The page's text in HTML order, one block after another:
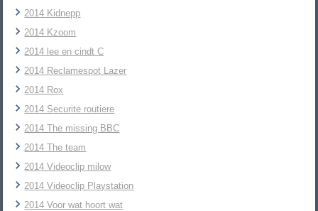
2014 Kidnepp
2014 Kzoom
2014 lee en cindt C
2014 Reclamespot Lazer
2014 Rox
2014 Securite routiere
2014 The missing BBC
2014 The team
2014 Videoclip milow
2014 Videoclip Playstation
2014 Voor wat hoort wat